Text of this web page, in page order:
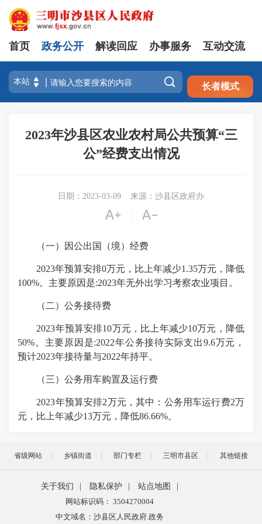
注册 登录
首页 政务公开 解读回应 办事服务 互动交流
 长者模式
2023年沙县区农业农村局公共预算“三
公”经费支出情况
日期：2023-03-09 来源：沙县区政府办
 
（一）因公出国（境）经费
2023年预算安排0万元，比上年减少1.35万元，降低
100%。主要原因是:2023年无外出学习考察农业项目。
（二）公务接待费
2023年预算安排10万元，比上年减少10万元，降低
50%。主要原因是:2022年公务接待实际支出9.6万元，
预计2023年接待量与2022年持平。
（三）公务用车购置及运行费
2023年预算安排2万元，其中：公务用车运行费2万
元，比上年减少13万元，降低86.66%。
省级网站 乡镇街道 部门专栏 三明市县区 其他链接
关于我们 隐私保护 站点地图
网站标识码： 3504270004
中文域名：沙县区人民政府.政务